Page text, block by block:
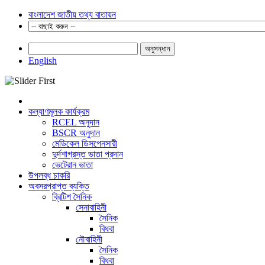
বাংলাদেশ জাতীয় তথ্য বাতায়ন
অনুসন্ধান
English
কল্যাণমূলক কার্যক্রম
RCEL অনুদান
BSCR অনুদান
মেডিকেল ডিসপেনসারী
দুর্দশাগ্রস্ত ভাতা প্রদান
ভেটেরান ভাতা
উপলব্ধ চাকরি
অবসরপ্রাপ্ত ব্যক্তি
ব্রিটিশ সৈনিক
সেনাবাহিনী
সৈনিক
বিধবা
নৌবাহিনী
সৈনিক
বিধবা